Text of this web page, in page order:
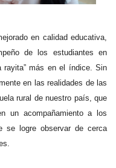
en calidad educativa,
de los estudiantes en
rayita” más en el índice. Sin
en las realidades de las
rural de nuestro país, que
un acompañamiento a los
se logre observar de cerca